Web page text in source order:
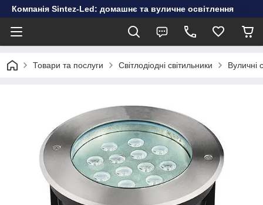
Компанія Sintez-Led: домашнє та вуличне освітлення
Товари та послуги Світлодіодні світильники Вуличні